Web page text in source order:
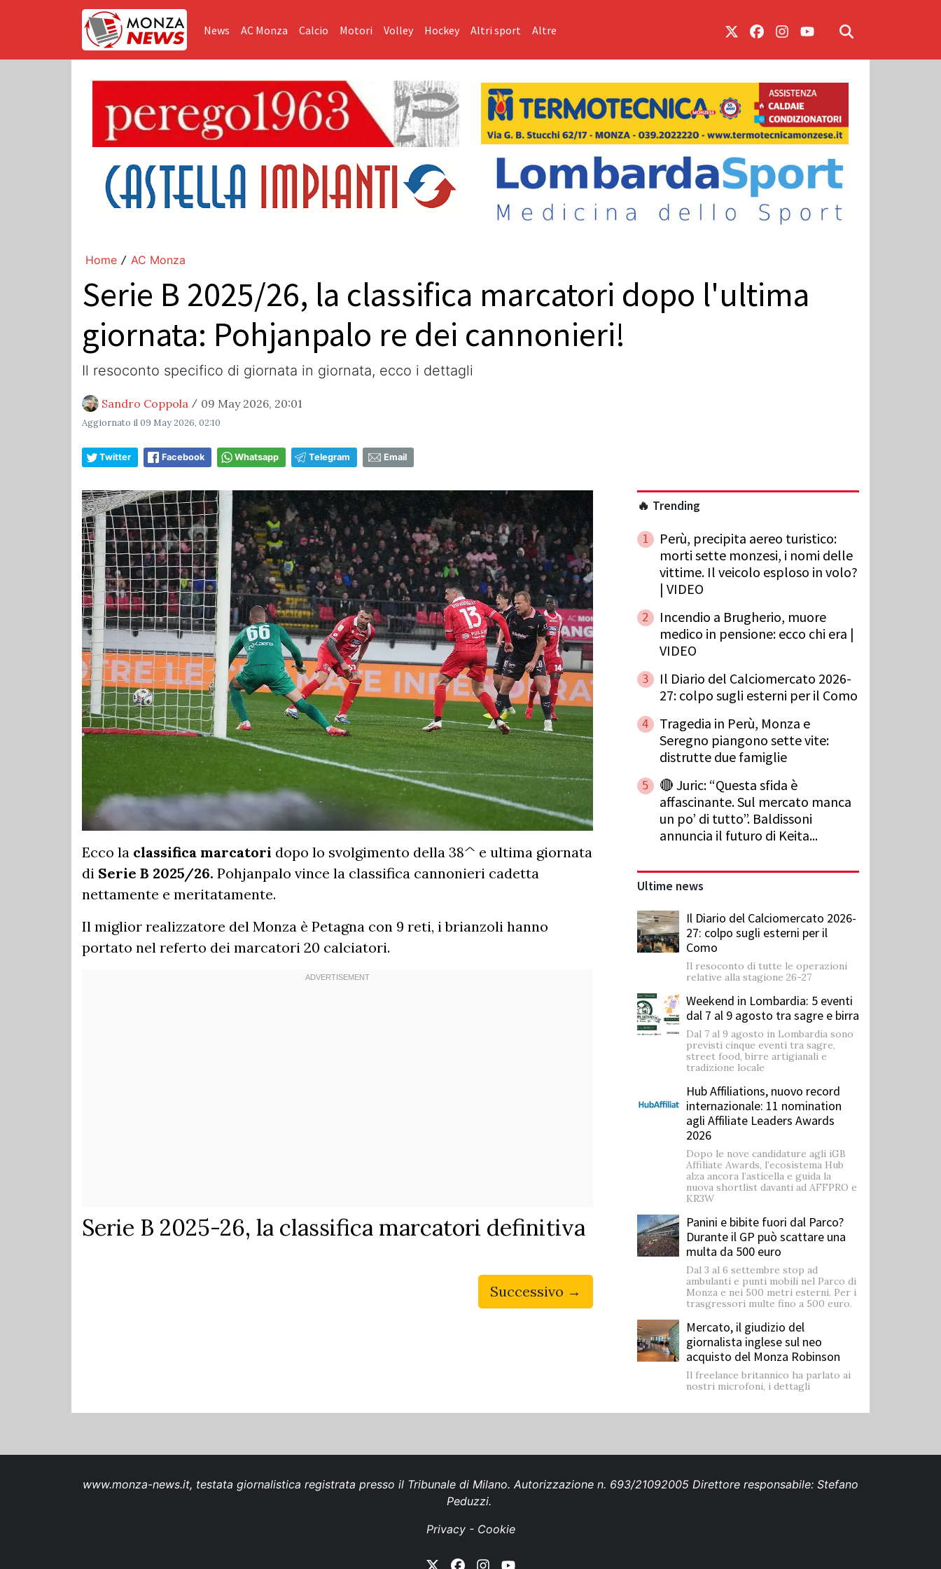
News AC Monza Calcio Motori Volley Hockey Altri sport Altre
Home / AC Monza
Serie B 2025/26, la classifica marcatori dopo l'ultima
giornata: Pohjanpalo re dei cannonieri!
Il resoconto specifico di giornata in giornata, ecco i dettagli
Sandro Coppola / 09 May 2026, 20:01
Aggiornato il09 May 2026, 02:10
Twitter Facebook Whatsapp Telegram Email
Ecco la classifica marcatori dopo lo svolgimento della 38^ e ultima giornata
di Serie B 2025/26. Pohjanpalo vince la classifica cannonieri cadetta
nettamente e meritatamente.
Il miglior realizzatore del Monza è Petagna con 9 reti, i brianzoli hanno
portato nel referto dei marcatori 20 calciatori.
Serie B 2025-26, la classifica marcatori definitiva
Successivo →
🔥 Trending
1
Perù, precipita aereo turistico:
morti sette monzesi, i nomi delle
vittime. Il veicolo esploso in volo?
| VIDEO
2
Incendio a Brugherio, muore
medico in pensione: ecco chi era |
VIDEO
3
Il Diario del Calciomercato 2026-
27: colpo sugli esterni per il Como
4
Tragedia in Perù, Monza e
Seregno piangono sette vite:
distrutte due famiglie
5
🔴 Juric: “Questa sfida è
affascinante. Sul mercato manca
un po’ di tutto”. Baldissoni
annuncia il futuro di Keita...
Ultime news
Il Diario del Calciomercato 2026-
27: colpo sugli esterni per il
Como
Il resoconto di tutte le operazioni
relative alla stagione 26-27
Weekend in Lombardia: 5 eventi
dal 7 al 9 agosto tra sagre e birra
Dal 7 al 9 agosto in Lombardia sono
previsti cinque eventi tra sagre,
street food, birre artigianali e
tradizione locale
Hub Affiliations, nuovo record
internazionale: 11 nomination
agli Affiliate Leaders Awards
2026
Dopo le nove candidature agli iGB
Affiliate Awards, l’ecosistema Hub
alza ancora l’asticella e guida la
nuova shortlist davanti ad AFFPRO e
KR3W
Panini e bibite fuori dal Parco?
Durante il GP può scattare una
multa da 500 euro
Dal 3 al 6 settembre stop ad
ambulanti e punti mobili nel Parco di
Monza e nei 500 metri esterni. Per i
trasgressori multe fino a 500 euro.
Mercato, il giudizio del
giornalista inglese sul neo
acquisto del Monza Robinson
Il freelance britannico ha parlato ai
nostri microfoni, i dettagli
www.monza-news.it, testata giornalistica registrata presso il Tribunale di Milano. Autorizzazione n. 693/21092005 Direttore responsabile: Stefano
Peduzzi.
Privacy- Cookie